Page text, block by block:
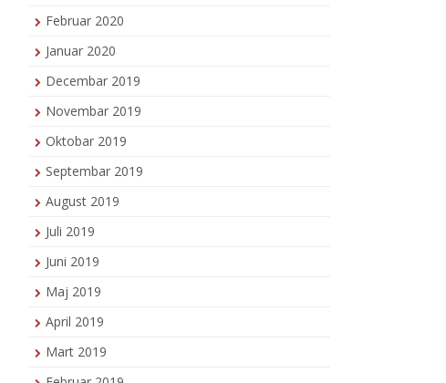
Februar 2020
Januar 2020
Decembar 2019
Novembar 2019
Oktobar 2019
Septembar 2019
August 2019
Juli 2019
Juni 2019
Maj 2019
April 2019
Mart 2019